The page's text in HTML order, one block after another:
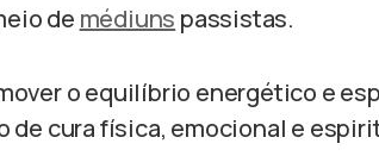
de médiuns passistas.
o equilíbrio energético e
de cura física, emocional e